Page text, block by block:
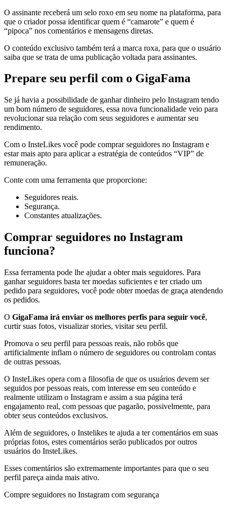
O assinante receberá um selo roxo em seu nome na plataforma, para
que o criador possa identificar quem é “camarote” e quem é
“pipoca” nos comentários e mensagens diretas.
O conteúdo exclusivo também terá a marca roxa, para que o usuário
saiba que se trata de uma publicação voltada para assinantes.
Prepare seu perfil com o GigaFama
Se já havia a possibilidade de ganhar dinheiro pelo Instagram tendo
um bom número de seguidores, essa nova funcionalidade veio para
revolucionar sua relação com seus seguidores e aumentar seu
rendimento.
Com o InsteLikes você pode comprar seguidores no Instagram e
estar mais apto para aplicar a estratégia de conteúdos “VIP” de
remuneração.
Conte com uma ferramenta que proporcione:
Seguidores reais.
Segurança.
Constantes atualizações.
Comprar seguidores no Instagram
funciona?
Essa ferramenta pode lhe ajudar a obter mais seguidores. Para
ganhar seguidores basta ter moedas suficientes e ter criado um
pedido para seguidores, você pode obter moedas de graça atendendo
os pedidos.
O GigaFama irá enviar os melhores perfis para seguir você,
curtir suas fotos, visualizar stories, visitar seu perfil.
Promova o seu perfil para pessoas reais, não robôs que
artificialmente inflam o número de seguidores ou controlam contas
de outras pessoas.
O InsteLikes opera com a filosofia de que os usuários devem ser
seguidos por pessoas reais, com interesse em seu conteúdo e
realmente utilizam o Instagram e assim a sua página terá
engajamento real, com pessoas que pagarão, possivelmente, para
obter seus conteúdos exclusivos.
Além de seguidores, o Instelikes te ajuda a ter comentários em suas
próprias fotos, estes comentários serão publicados por outros
usuários do InsteLikes.
Esses comentários são extremamente importantes para que o seu
perfil pareça ainda mais ativo.
Compre seguidores no Instagram com segurança